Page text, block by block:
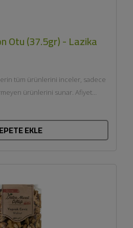
Otu (37.5gr) - Lazika
tüm ürünlerini inceler, sadece
ürünlerini sunar. Afiyet
EKLE